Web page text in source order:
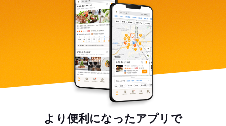
より便利になったアプリで